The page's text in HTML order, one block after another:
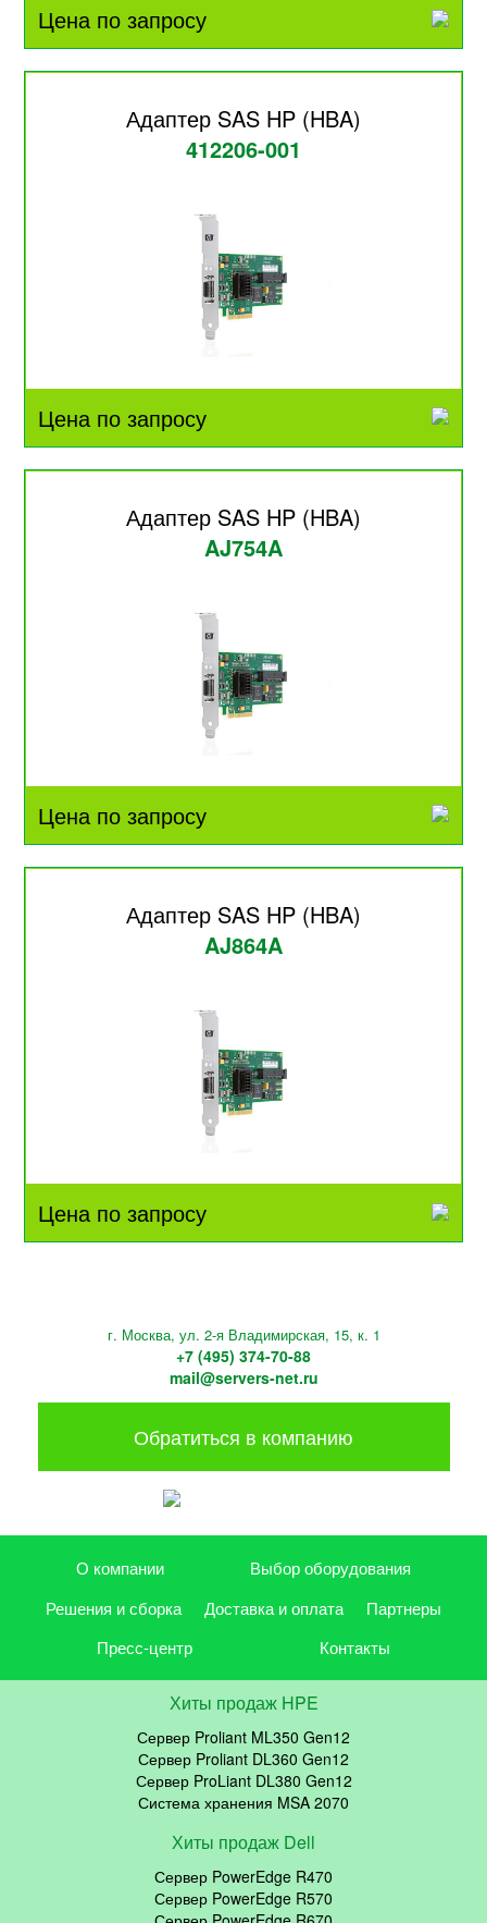
Цена по запросу
Адаптер SAS HP (HBA)
412206-001
Цена по запросу
Адаптер SAS HP (HBA)
AJ754A
Цена по запросу
Адаптер SAS HP (HBA)
AJ864A
Цена по запросу
г. Москва, ул. 2-я Владимирская, 15, к. 1
+7 (495) 374-70-88
mail@servers-net.ru
Обратиться в компанию
О компании
Выбор оборудования
Решения и сборка
Доставка и оплата
Партнеры
Пресс-центр
Контакты
Хиты продаж HPE
Сервер Proliant ML350 Gen12
Сервер Proliant DL360 Gen12
Сервер ProLiant DL380 Gen12
Система хранения MSA 2070
Хиты продаж Dell
Сервер PowerEdge R470
Сервер PowerEdge R570